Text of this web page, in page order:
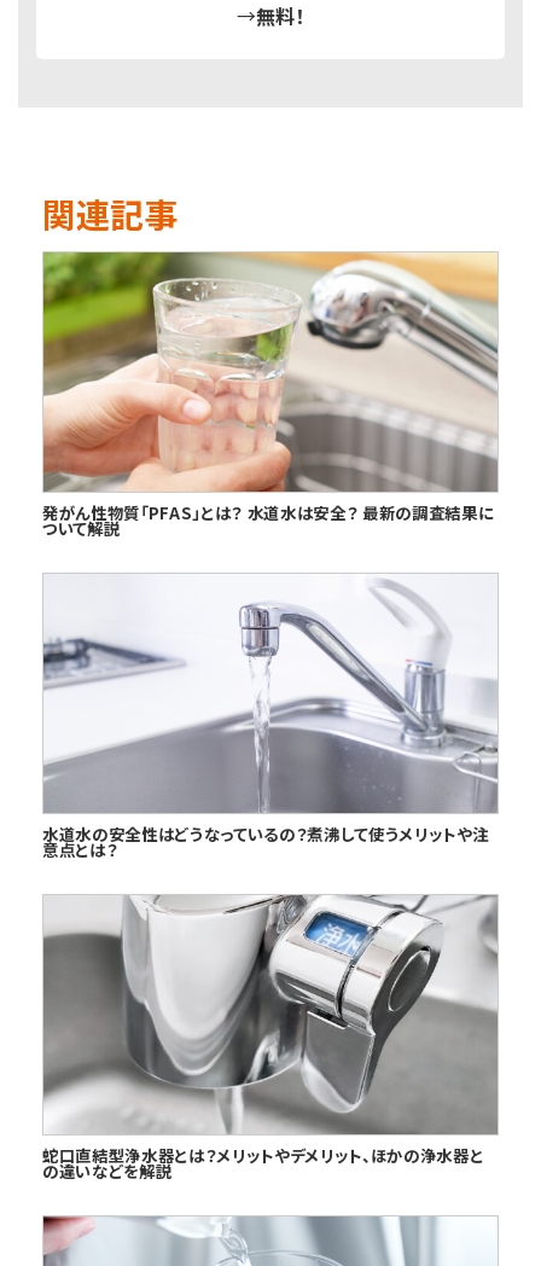
→無料！
関連記事
発がん性物質「PFAS」とは？ 水道水は安全？ 最新の調査結果に
ついて解説
水道水の安全性はどうなっているの？煮沸して使うメリットや注
意点とは？
蛇口直結型浄水器とは？メリットやデメリット、ほかの浄水器と
の違いなどを解説